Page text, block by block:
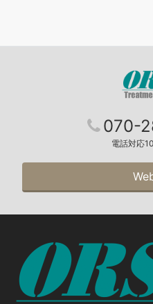
070-
電話対応